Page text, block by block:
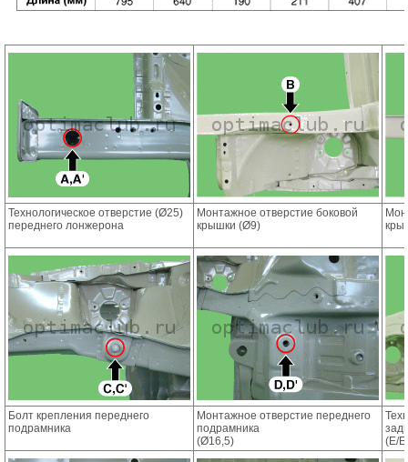
Технологическое отверстие (Ø25)
переднего лонжерона
Монтажное отверстие боковой
крышки (Ø9)
Болт крепления переднего
подрамника
Монтажное отверстие переднего
подрамника
(Ø16,5)
(E/